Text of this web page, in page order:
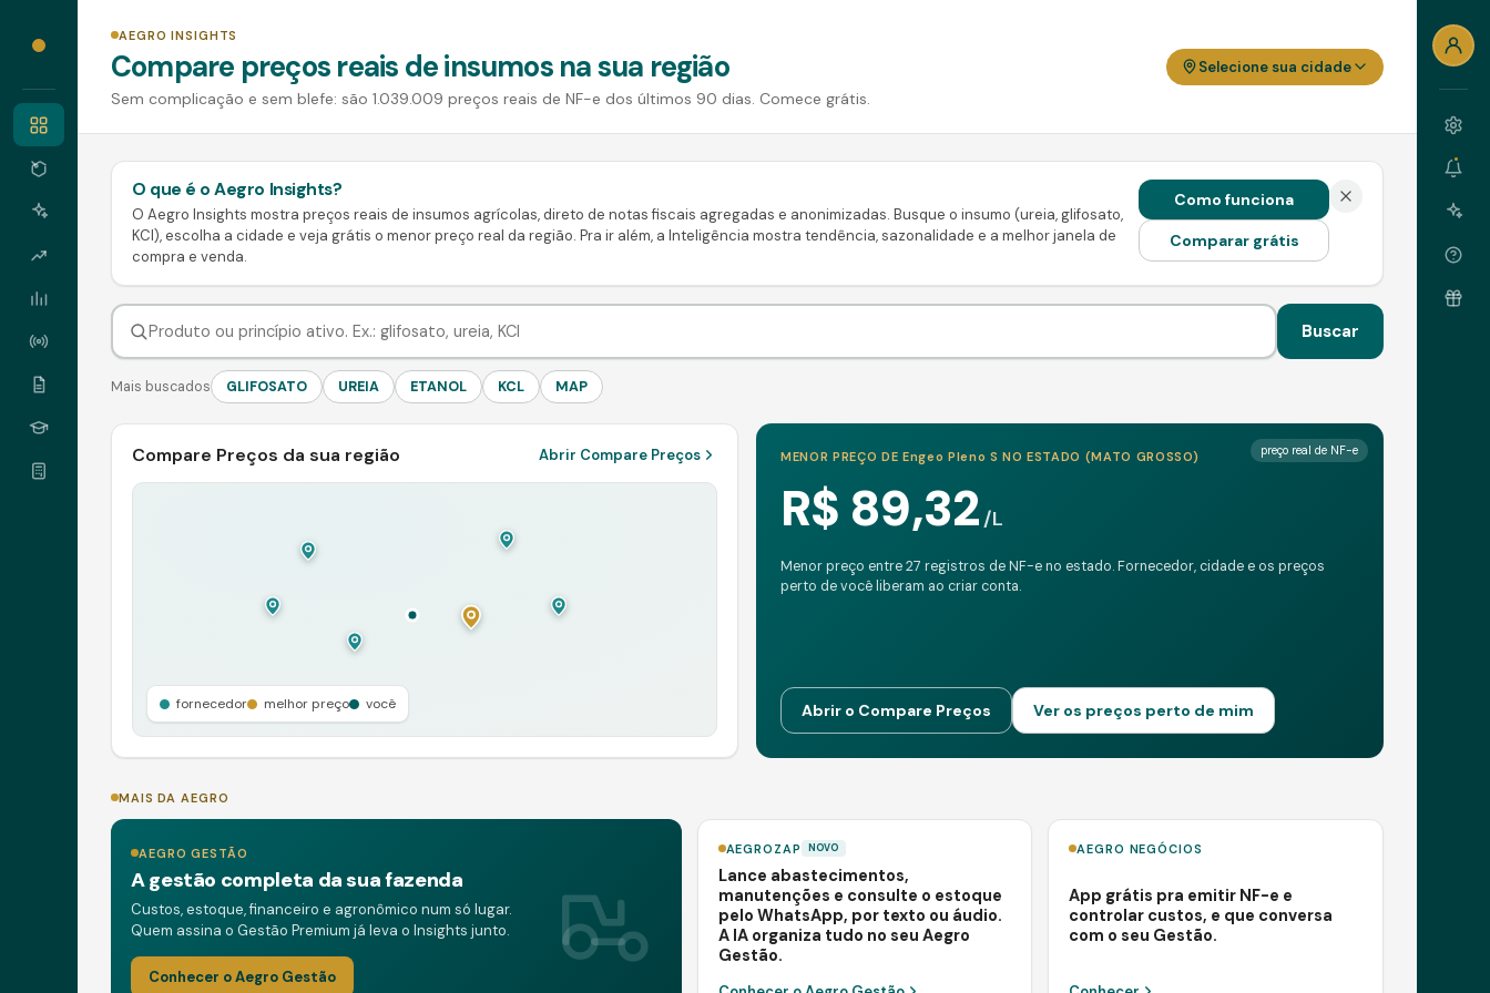
AEGRO INSIGHTS
Compare preços reais de insumos na sua região
Sem complicação e sem blefe: são 1.039.009 preços reais de NF-e dos últimos 90 dias. Comece grátis.
Selecione sua cidade
O que é o Aegro Insights?
O Aegro Insights mostra preços reais de insumos agrícolas, direto de notas fiscais agregadas e anonimizadas. Busque o insumo (ureia, glifosato,
KCl), escolha a cidade e veja grátis o menor preço real da região. Pra ir além, a Inteligência mostra tendência, sazonalidade e a melhor janela de
compra e venda.
Como funciona
Comparar grátis
Buscar
Mais buscados GLIFOSATO UREIA ETANOL KCL MAP
Compare Preços da sua região Abrir Compare Preços
fornecedor melhor preço você
preço real de NF-e
MENOR PREÇO DE Engeo Pleno S NO ESTADO (MATO GROSSO)
R$ 89,32/L
Menor preço entre 27 registros de NF-e no estado. Fornecedor, cidade e os preços
perto de você liberam ao criar conta.
Abrir o Compare Preços Ver os preços perto de mim
MAIS DA AEGRO
AEGRO GESTÃO
A gestão completa da sua fazenda
Custos, estoque, financeiro e agronômico num só lugar.
Quem assina o Gestão Premium já leva o Insights junto.
Conhecer o Aegro Gestão
AEGROZAP NOVO
Lance abastecimentos,
manutenções e consulte o estoque
pelo WhatsApp, por texto ou áudio.
A IA organiza tudo no seu Aegro
Gestão.
AEGRO NEGÓCIOS
App grátis pra emitir NF-e e
controlar custos, e que conversa
com o seu Gestão.